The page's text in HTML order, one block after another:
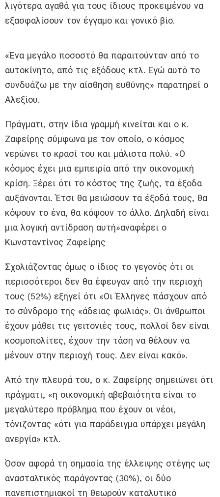
λιγότερα αγαθά για τους ίδιους προκειμένου να
εξασφαλίσουν τον έγγαμο και γονικό βίο.
«Ένα μεγάλο ποσοστό θα παραιτούνταν από το
αυτοκίνητο, από τις εξόδους κτλ. Εγώ αυτό το
συνδυάζω με την αίσθηση ευθύνης» παρατηρεί ο
Αλεξίου.
Πράγματι, στην ίδια γραμμή κινείται και ο κ.
Ζαφείρης σύμφωνα με τον οποίο, ο κόσμος
νερώνει το κρασί του και μάλιστα πολύ. «Ο
κόσμος έχει μια εμπειρία από την οικονομική
κρίση. Ξέρει ότι το κόστος της ζωής, τα έξοδα
αυξάνονται. Έτσι θα μειώσουν τα έξοδά τους, θα
κόψουν το ένα, θα κόψουν το άλλο. Δηλαδή είναι
μια λογική αντίδραση αυτή»αναφέρει ο
Κωνσταντίνος Ζαφείρης
Σχολιάζοντας όμως ο ίδιος το γεγονός ότι οι
περισσότεροι δεν θα έφευγαν από την περιοχή
τους (52%) εξηγεί ότι «Οι Έλληνες πάσχουν από
το σύνδρομο της «άδειας φωλιάς». Οι άνθρωποι
έχουν μάθει τις γειτονιές τους, πολλοί δεν είναι
κοσμοπολίτες, έχουν την τάση να θέλουν να
μένουν στην περιοχή τους. Δεν είναι κακό».
Από την πλευρά του, ο κ. Ζαφείρης σημειώνει ότι
πράγματι, «η οικονομική αβεβαιότητα είναι το
μεγαλύτερο πρόβλημα που έχουν οι νέοι,
τόνιζοντας «ότι για παράδειγμα υπάρχει μεγάλη
ανεργία» κτλ.
Όσον αφορά τη σημασία της έλλειψης στέγης ως
ανασταλτικός παράγοντας (30%), οι δύο
πανεπιστημιακοί τη θεωρούν καταλυτικό